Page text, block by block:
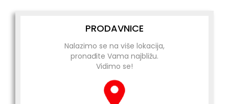
PRODAVNICE
Nalazimo se na više lokacija,
pronađite Vama najbližu.
Vidimo se!